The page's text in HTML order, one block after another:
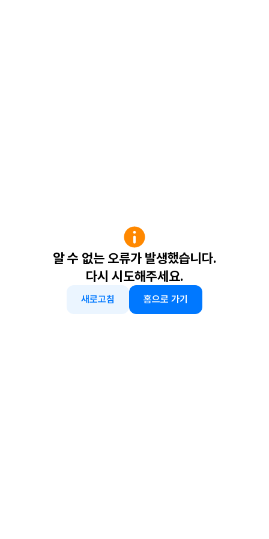
알 수 없는 오류가 발생했습니다.
다시 시도해주세요.
새로고침 홈으로 가기